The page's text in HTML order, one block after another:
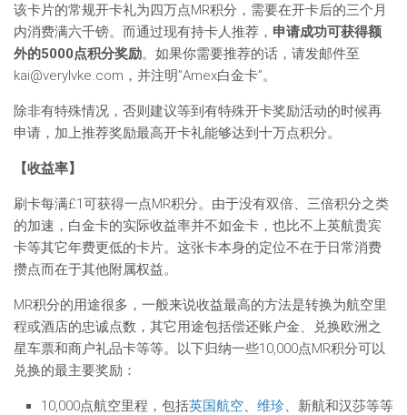
该卡片的常规开卡礼为四万点MR积分，需要在开卡后的三个月
内消费满六千镑。而通过现有持卡人推荐， 申请成功可获得额
外的5000点积分奖励。如果你需要推荐的话，请发邮件至
kai@verylvke.com ，并注明”Amex白金卡”。
除非有特殊情况，否则建议等到有特殊开卡奖励活动的时候再
申请，加上推荐奖励最高开卡礼能够达到十万点积分。
【收益率】
刷卡每满£1可获得一点MR积分。由于没有双倍、三倍积分之类
的加速，白金卡的实际收益率并不如金卡，也比不上英航贵宾
卡等其它年费更低的卡片。这张卡本身的定位不在于日常消费
攒点而在于其他附属权益。
MR积分的用途很多，一般来说收益最高的方法是转换为航空里
程或酒店的忠诚点数，其它用途包括偿还账户金、兑换欧洲之
星车票和商户礼品卡等等。以下归纳一些10,000点MR积分可以
兑换的最主要奖励：
10,000点航空里程，包括英国航空、 维珍、新航和汉莎等等